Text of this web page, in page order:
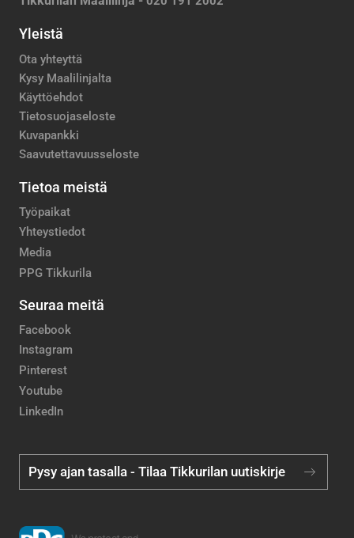
Yleistä
Ota yhteyttä
Kysy Maalilinjalta
Käyttöehdot
Tietosuojaseloste
Kuvapankki
Saavutettavuusseloste
Tietoa meistä
Työpaikat
Yhteystiedot
Media
PPG Tikkurila
Seuraa meitä
Facebook
Instagram
Pinterest
Youtube
LinkedIn
Pysy ajan tasalla - Tilaa Tikkurilan uutiskirje